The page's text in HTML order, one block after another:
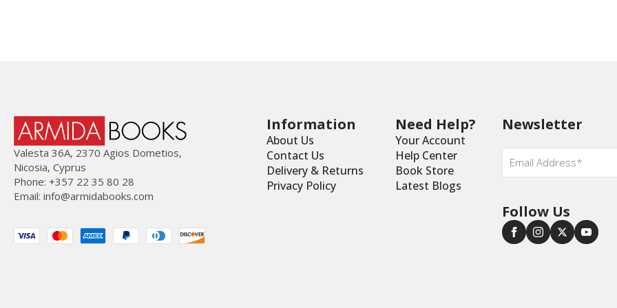
Valesta 36Α, 2370 Agios Dometios,
Nicosia, Cyprus
Phone: +357 22 35 80 28
Email: info@armidabooks.com
Information
About Us
Contact Us
Delivery & Returns
Privacy Policy
Need Help?
Your Account
Help Center
Book Store
Latest Blogs
Newsletter
Email*
Follow Us